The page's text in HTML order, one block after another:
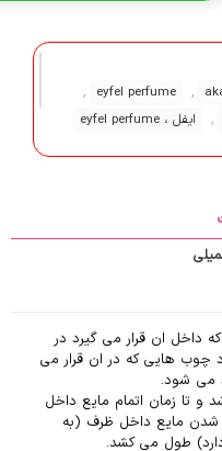
,
eyfel perfume
,
, ایفل ، eyfel perfume
داخل ان قرار می گیرد در
هایی که در ان قرار می
می شود.
تا زمان اتمام مایع داخل
5 ماه تا خالی شدن مایع داخل ظرف (به
طول می کشد.